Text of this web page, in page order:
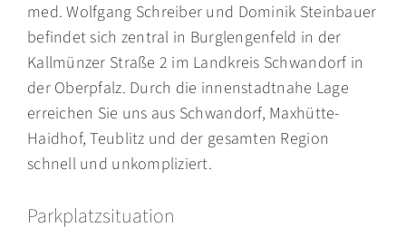
med. Wolfgang Schreiber und Dominik Steinbauer
befindet sich zentral in Burglengenfeld in der
Kallmünzer Straße 2 im Landkreis Schwandorf in
der Oberpfalz. Durch die innenstadtnahe Lage
erreichen Sie uns aus Schwandorf, Maxhütte-
Haidhof, Teublitz und der gesamten Region
schnell und unkompliziert.
Parkplatzsituation